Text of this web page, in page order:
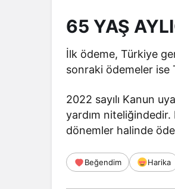
65 YAŞ
İlk ödeme, Türkiye
sonraki ödemeler ise
2022 sayılı Kanun
yardım niteliğindedir.
dönemler halinde
Beğendim Harika